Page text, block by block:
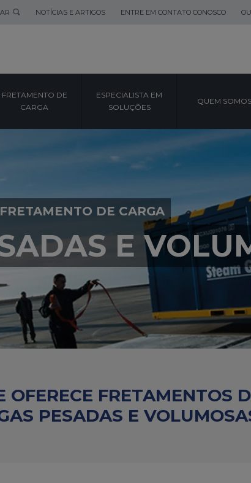
NOTÍCIAS E ARTIGOS ENTRE EM CONTATO CONOSCO
FRETAMENTO DE
CARGA
ESPECIALISTA EM
SOLUÇÕES
QUEM SOMOS
FRETAMENTO DE CARGA
E
OFERECE FRETAMENTOS
PESADAS E